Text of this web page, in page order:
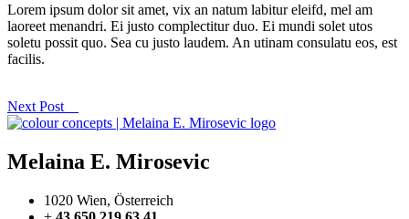
Lorem ipsum dolor sit amet, vix an natum labitur eleifd, mel am
laoreet menandri. Ei justo complectitur duo. Ei mundi solet utos
soletu possit quo. Sea cu justo laudem. An utinam consulatu eos, est
facilis.
Next Post
Melaina E. Mirosevic
1020 Wien, Österreich